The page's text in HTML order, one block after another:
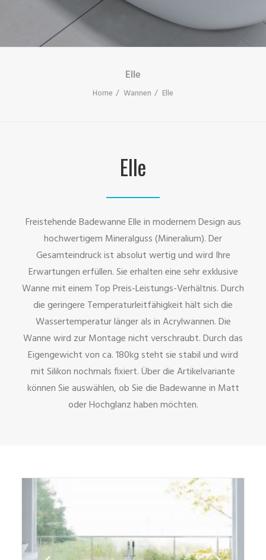
Elle
Home Wannen Elle
Elle
Freistehende Badewanne Elle in modernem Design aus
hochwertigem Mineralguss (Mineralium). Der
Gesamteindruck ist absolut wertig und wird Ihre
Erwartungen erfüllen. Sie erhalten eine sehr exklusive
Wanne mit einem Top Preis-Leistungs-Verhältnis. Durch
die geringere Temperaturleitfähigkeit hält sich die
Wassertemperatur länger als in Acrylwannen. Die
Wanne wird zur Montage nicht verschraubt. Durch das
Eigengewicht von ca. 180kg steht sie stabil und wird
mit Silikon nochmals fixiert. Über die Artikelvariante
können Sie auswählen, ob Sie die Badewanne in Matt
oder Hochglanz haben möchten.